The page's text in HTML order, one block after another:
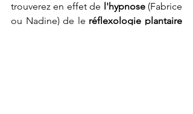
trouverez en effet de l'hypnose (Fabrice
ou Nadine) de le réflexologie plantaire